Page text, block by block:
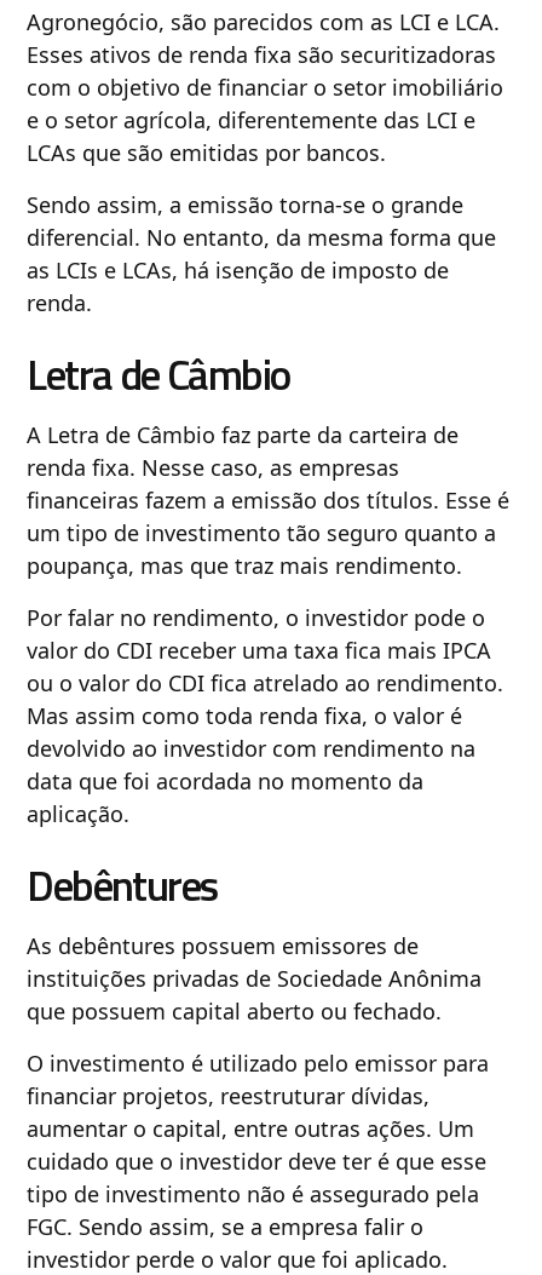
Agronegócio, são parecidos com as LCI e LCA.
Esses ativos de renda fixa são securitizadoras
com o objetivo de financiar o setor imobiliário
e o setor agrícola, diferentemente das LCI e
LCAs que são emitidas por bancos.
Sendo assim, a emissão torna-se o grande
diferencial. No entanto, da mesma forma que
as LCIs e LCAs, há isenção de imposto de
renda.
Letra de Câmbio
A Letra de Câmbio faz parte da carteira de
renda fixa. Nesse caso, as empresas
financeiras fazem a emissão dos títulos. Esse é
um tipo de investimento tão seguro quanto a
poupança, mas que traz mais rendimento.
Por falar no rendimento, o investidor pode o
valor do CDI receber uma taxa fica mais IPCA
ou o valor do CDI fica atrelado ao rendimento.
Mas assim como toda renda fixa, o valor é
devolvido ao investidor com rendimento na
data que foi acordada no momento da
aplicação.
Debêntures
As debêntures possuem emissores de
instituições privadas de Sociedade Anônima
que possuem capital aberto ou fechado.
O investimento é utilizado pelo emissor para
financiar projetos, reestruturar dívidas,
aumentar o capital, entre outras ações. Um
cuidado que o investidor deve ter é que esse
tipo de investimento não é assegurado pela
FGC. Sendo assim, se a empresa falir o
investidor perde o valor que foi aplicado.